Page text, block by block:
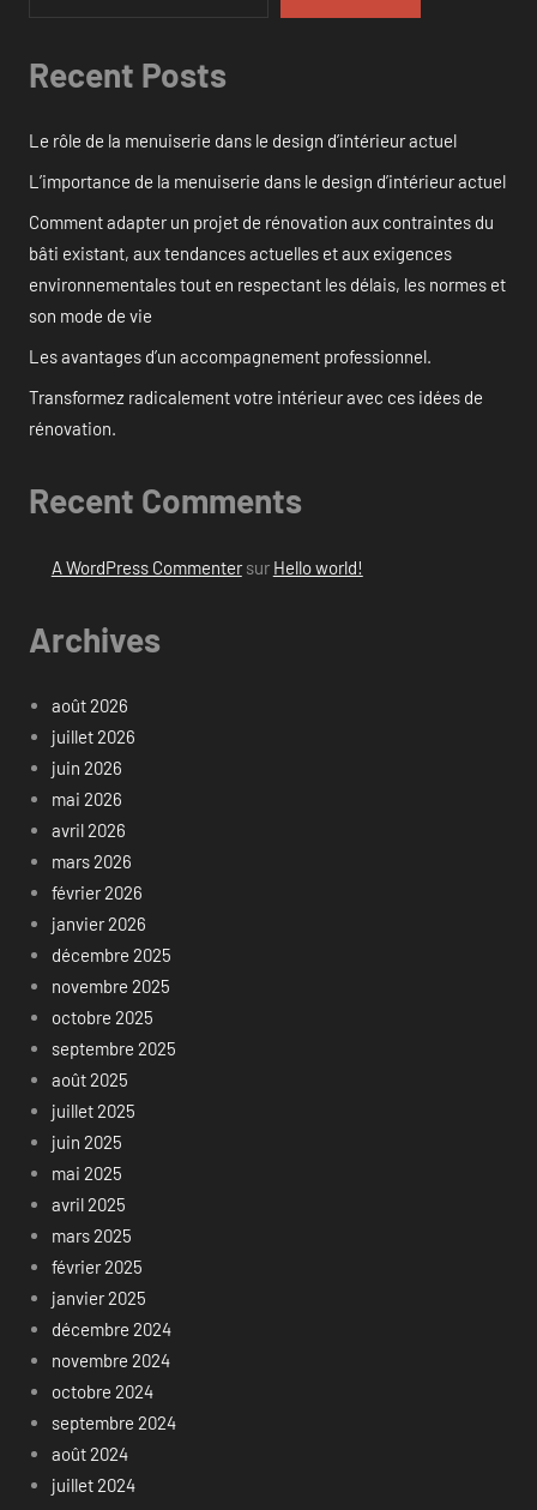
Recent Posts
Le rôle de la menuiserie dans le design d’intérieur actuel
L’importance de la menuiserie dans le design d’intérieur actuel
Comment adapter un projet de rénovation aux contraintes du
bâti existant, aux tendances actuelles et aux exigences
environnementales tout en respectant les délais, les normes et
son mode de vie
Les avantages d’un accompagnement professionnel.
Transformez radicalement votre intérieur avec ces idées de
rénovation.
Recent Comments
A WordPress Commentersur Hello world!
Archives
août 2026
juillet 2026
juin 2026
mai 2026
avril 2026
mars 2026
février 2026
janvier 2026
décembre 2025
novembre 2025
octobre 2025
septembre 2025
août 2025
juillet 2025
juin 2025
mai 2025
avril 2025
mars 2025
février 2025
janvier 2025
décembre 2024
novembre 2024
octobre 2024
septembre 2024
août 2024
juillet 2024